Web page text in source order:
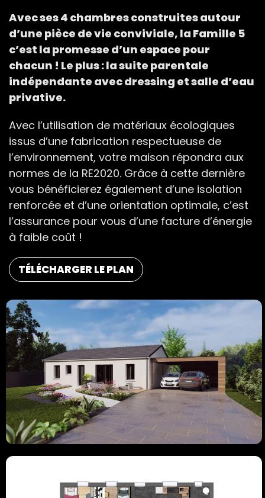
Avec ses 4 chambres construites autour
d’une pièce de vie conviviale, la Famille 5
c’est la promesse d’un espace pour
chacun ! Le plus : la suite parentale
indépendante avec dressing et salle d’eau
privative.
Avec l’utilisation de matériaux écologiques
issus d’une fabrication respectueuse de
l’environnement, votre maison répondra aux
normes de la RE2020. Grâce à cette dernière
vous bénéficierez également d’une isolation
renforcée et d’une orientation optimale, c’est
l’assurance pour vous d’une facture d’énergie
à faible coût !
TÉLÉCHARGER LE PLAN